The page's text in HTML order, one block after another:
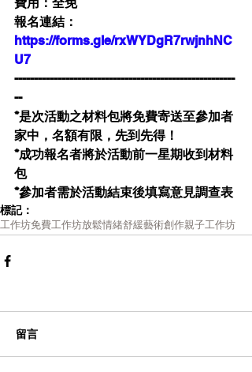
報名連結：
https://forms.gle/rxWYDgR7rwjnhNC
U7
--------------------------------------------------------
--
*是次活動之材料包將免費寄送至參加者
家中，名額有限，先到先得！
*成功報名者將於活動前一星期收到材料
包
*參加者需於活動結束後填寫意見調查表
標記：
工作坊免費工作坊放鬆情緒舒緩藝術創作親子工作坊
留言